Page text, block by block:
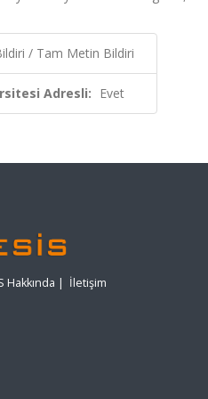
/ Tam Metin Bildiri
Adresli: Evet
Hakkında | İletişim